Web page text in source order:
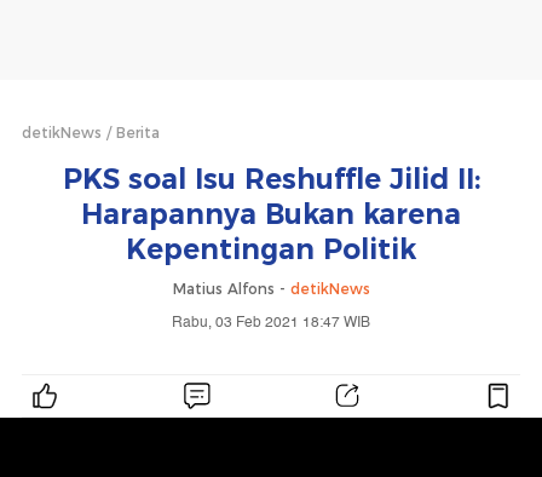
detikNews Berita
PKS soal Isu Reshuffle Jilid II:
Harapannya Bukan karena
Kepentingan Politik
Matius Alfons - detikNews
Rabu, 03 Feb 2021 18:47 WIB